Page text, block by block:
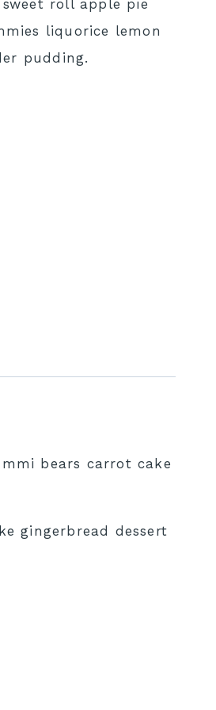
roll apple pie
liquorice lemon
pudding.
bears carrot cake
gingerbread dessert